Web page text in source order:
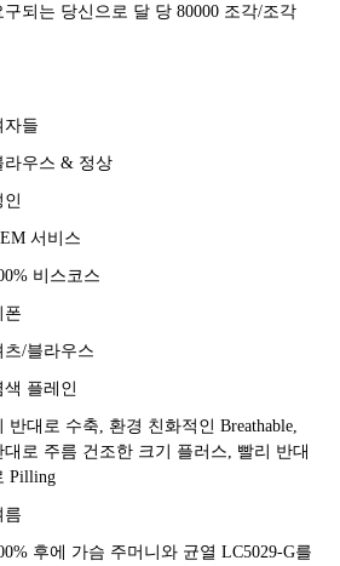
구되는 당신으로 달 당 80000 조각/조각
자들
라우스 & 정상
인
서비스
비스코스
폰
츠/블라우스
색 플레인
반대로 수축, 환경 친화적인 Breathable,
대로 주름 건조한 크기 플러스, 빨리 반대
Pilling
름
후에 가슴 주머니와 균열 LC5029-G를